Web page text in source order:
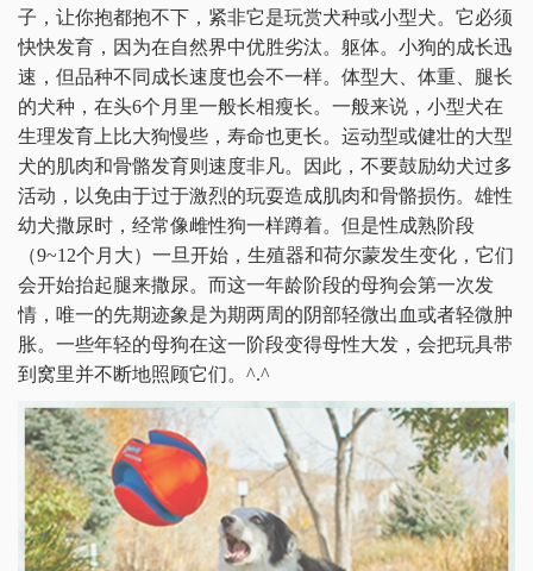
子，让你抱都抱不下，紧非它是玩赏犬种或小型犬。它必须
快快发育，因为在自然界中优胜劣汰。躯体。小狗的成长迅
速，但品种不同成长速度也会不一样。体型大、体重、腿长
的犬种，在头6个月里一般长相瘦长。一般来说，小型犬在
生理发育上比大狗慢些，寿命也更长。运动型或健壮的大型
犬的肌肉和骨骼发育则速度非凡。因此，不要鼓励幼犬过多
活动，以免由于过于激烈的玩耍造成肌肉和骨骼损伤。雄性
幼犬撒尿时，经常像雌性狗一样蹲着。但是性成熟阶段
（9~12个月大）一旦开始，生殖器和荷尔蒙发生变化，它们
会开始抬起腿来撒尿。而这一年龄阶段的母狗会第一次发
情，唯一的先期迹象是为期两周的阴部轻微出血或者轻微肿
胀。一些年轻的母狗在这一阶段变得母性大发，会把玩具带
到窝里并不断地照顾它们。^.^